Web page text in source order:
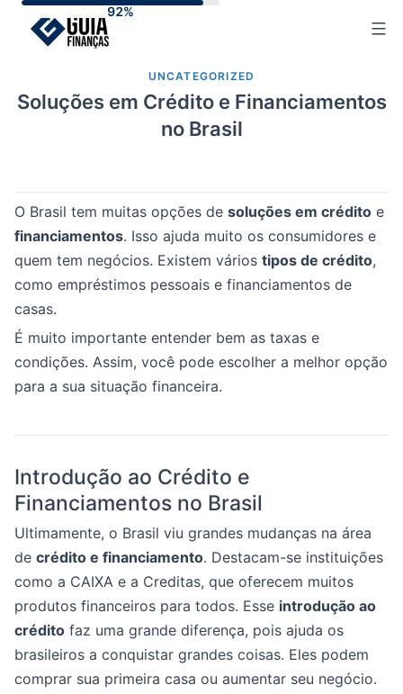
UNCATEGORIZED
Soluções em Crédito e Financiamentos
no Brasil
O Brasil tem muitas opções de soluções em crédito e
financiamentos. Isso ajuda muito os consumidores e
quem tem negócios. Existem vários tipos de crédito,
como empréstimos pessoais e financiamentos de
casas.
É muito importante entender bem as taxas e
condições. Assim, você pode escolher a melhor opção
para a sua situação financeira.
Introdução ao Crédito e
Financiamentos no Brasil
Ultimamente, o Brasil viu grandes mudanças na área
de crédito e financiamento. Destacam-se instituições
como a CAIXA e a Creditas, que oferecem muitos
produtos financeiros para todos. Esse introdução ao
crédito faz uma grande diferença, pois ajuda os
brasileiros a conquistar grandes coisas. Eles podem
comprar sua primeira casa ou aumentar seu negócio.